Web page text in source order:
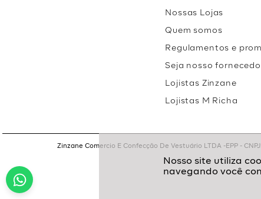
Nossas Lojas
Quem somos
Regulamentos e
Seja nosso
Lojistas Zinzane
Lojistas M Richa
Zinzane Comercio E Confecção De Vestuário LTDA -EPP -